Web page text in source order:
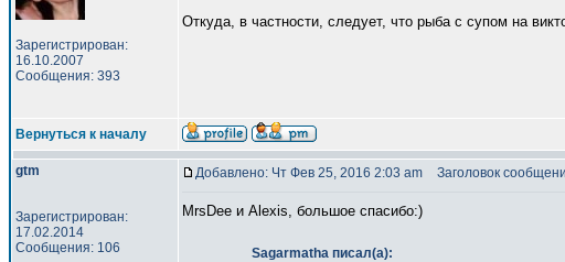
Зарегистрирован:
16.10.2007
Сообщения: 393
Откуда, в частности, следует, что рыба с супом на
Вернуться к началу
gtm
Зарегистрирован:
17.02.2014
Сообщения: 106
Добавлено: Чт Фев 25, 2016 2:03 am Заголовок
MrsDee и Alexis, большое спасибо:)
Sagarmatha писал(а):